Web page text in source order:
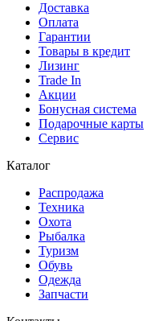
Доставка
Оплата
Гарантии
Товары в кредит
Лизинг
Trade In
Акции
Бонусная система
Подарочные карты
Сервис
Каталог
Распродажа
Техника
Охота
Рыбалка
Туризм
Обувь
Одежда
Запчасти